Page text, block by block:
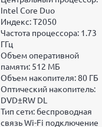
Intel Core Duo
Индекс: T2050
Частота процессора: 1.73
ГГц
Объем оперативной
памяти: 512 МБ
Объем накопителя:80 ГБ
Оптический накопитель:
DVD±RW DL
Тип сети: беспроводная
связь Wi-Fi подключение